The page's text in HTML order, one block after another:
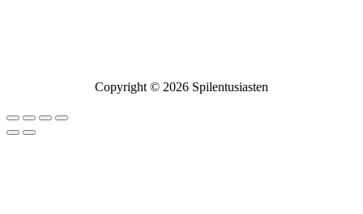
Copyright © 2026 Spilentusiasten